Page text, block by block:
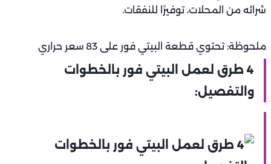
شرائه من المحلات، توفيرًا للنفقات.
ملحوظة: تحتوي قطعة البيتي فور على 83 سعر حراري
4 طرق لعمل البيتي فور بالخطوات
والتفصيل: